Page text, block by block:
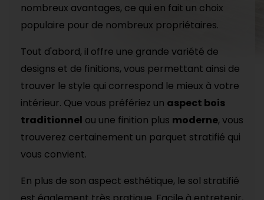
nombreux avantages, ce qui en fait un choix
populaire pour de nombreux propriétaires.
Tout d'abord, il offre une grande variété de
designs et de finitions, vous permettant ainsi de
trouver le style qui correspond le mieux à votre
intérieur. Que vous préfériez un aspect bois
traditionnel ou une finition plus moderne, vous
trouverez certainement un parquet stratifié qui
vous convient.
En plus de son aspect esthétique, le sol stratifié